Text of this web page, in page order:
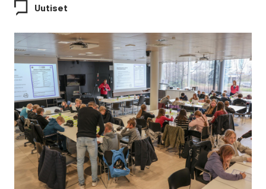
Uutiset